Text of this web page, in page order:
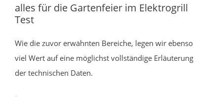
alles für die Gartenfeier im Elektrogrill
Test
Wie die zuvor erwähnten Bereiche, legen wir ebenso
viel Wert auf eine möglichst vollständige Erläuterung
der technischen Daten.